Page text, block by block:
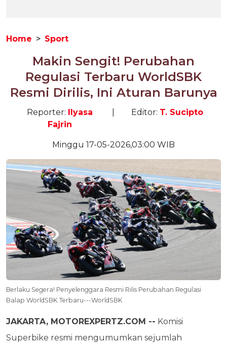
Home Sport
Makin Sengit! Perubahan
Regulasi Terbaru WorldSBK
Resmi Dirilis, Ini Aturan Barunya
Reporter: Ilyasa
Fajrin
Editor: T. Sucipto
Minggu 17-05-2026,03:00 WIB
Berlaku Segera! Penyelenggara Resmi Rilis Perubahan Regulasi
Balap WorldSBK Terbaru---WorldSBK
JAKARTA, MOTOREXPERTZ.COM -- Komisi
Superbike resmi mengumumkan sejumlah